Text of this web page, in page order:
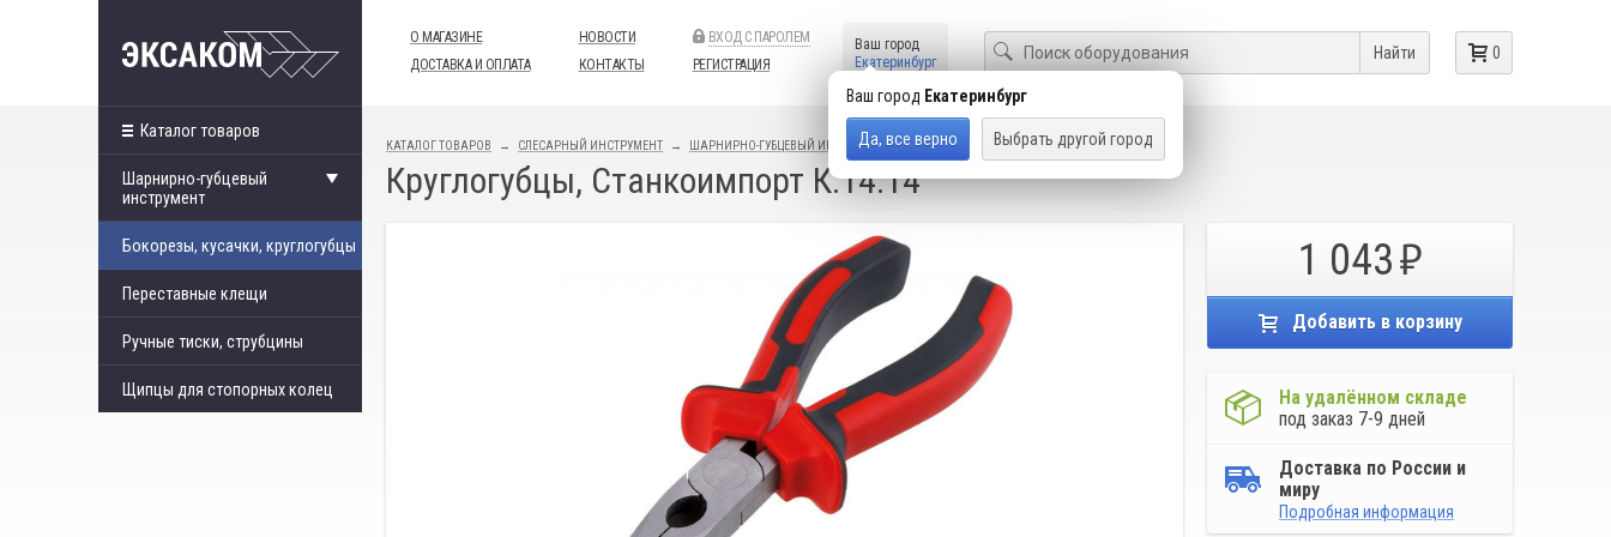
О МАГАЗИНЕ
ДОСТАВКА И ОПЛАТА
НОВОСТИ
КОНТАКТЫ
ВХОД С ПАРОЛЕМ
РЕГИСТРАЦИЯ
Ваш город
Екатеринбург
Ваш город Екатеринбург
Да, все верно Выбрать другой город
Найти 0
Каталог товаров
Шарнирно-губцевый
инструмент
Бокорезы, кусачки, круглогубцы
Переставные клещи
Ручные тиски, струбцины
Щипцы для стопорных колец
КАТАЛОГ ТОВАРОВ СЛЕСАРНЫЙ ИНСТРУМЕНТ ШАРНИРНО-ГУБЦЕВЫЙ ИНСТРУМЕНТ БОКОРЕЗЫ, КУСАЧКИ, КРУГЛОГУБЦЫ
Круглогубцы, Станкоимпорт К.14.14
1 043
Добавить в корзину
На удалённом складе
под заказ 7-9 дней
Доставка по России и
миру
Подробная информация